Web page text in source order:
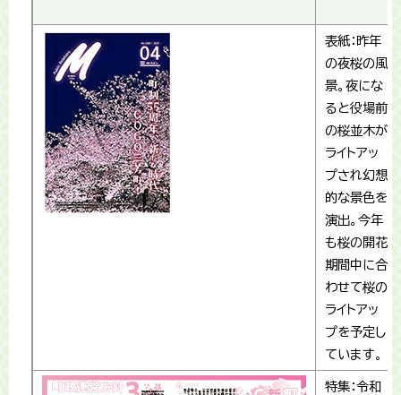
表紙：昨年
の夜桜の風
景。夜にな
ると役場前
の桜並木が
ライトアッ
プされ幻想
的な景色を
演出。今年
も桜の開花
期間中に合
わせて桜の
ライトアッ
プを予定し
ています。
特集：令和